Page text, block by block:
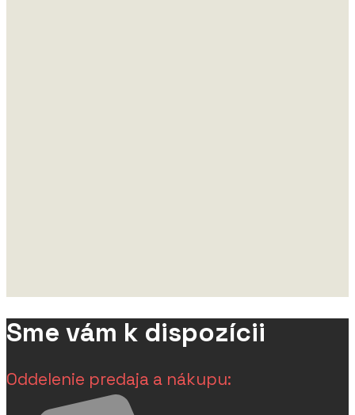
Sme vám k dispozícii
Oddelenie predaja a nákupu: